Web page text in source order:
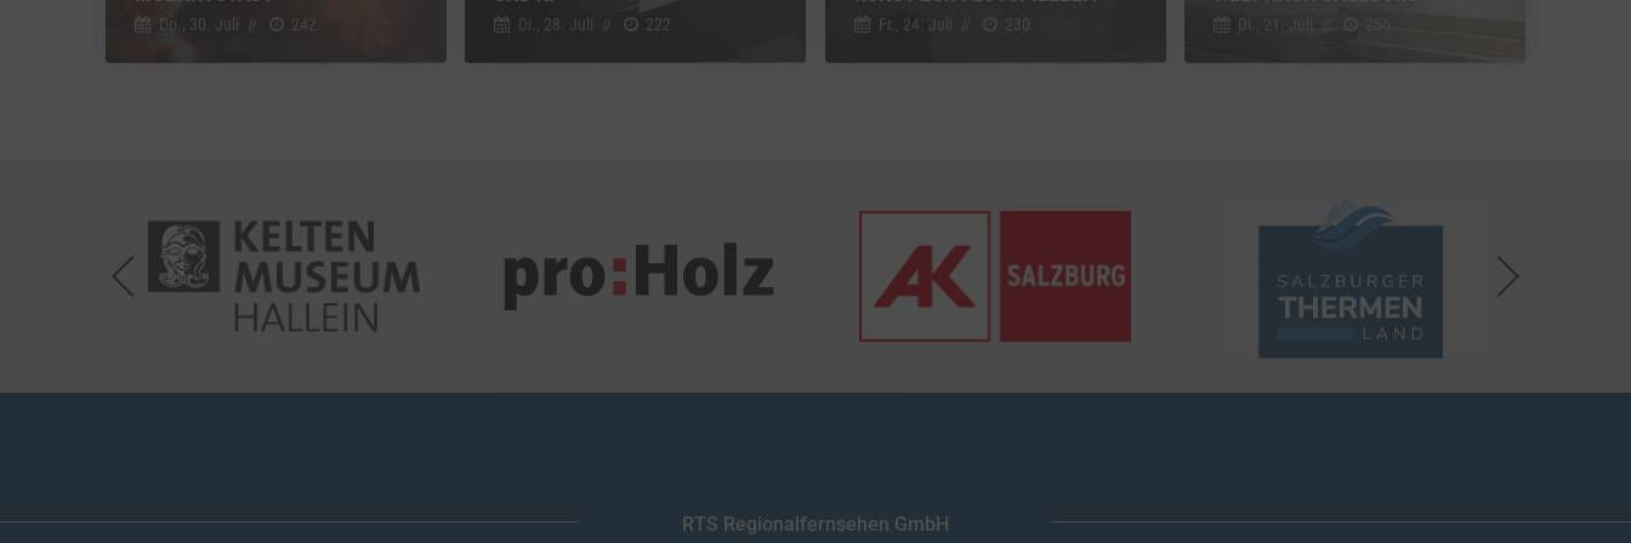
Do., 30. Juli // 242 Di., 28. Juli // 222 Fr., 24. Juli // 230 Di., 21. Juli //
RTS Regionalfernsehen GmbH